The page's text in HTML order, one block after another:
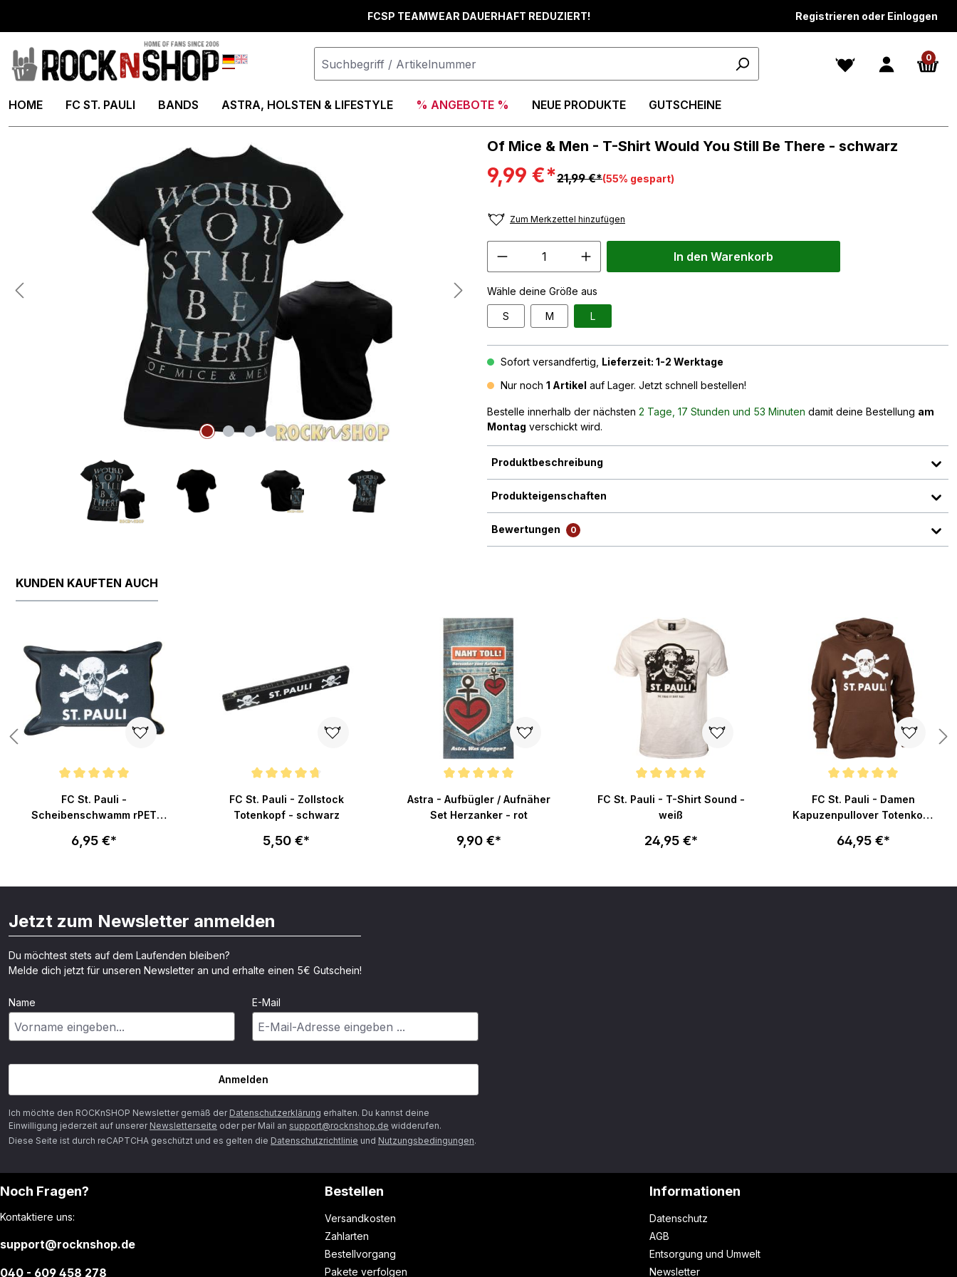
FCSP TEAMWEAR DAUERHAFT REDUZIERT! Registrieren oder Einloggen
Deutsch 0
HOME FC ST. PAULI BANDS ASTRA, HOLSTEN & LIFESTYLE % ANGEBOTE % NEUE PRODUKTE GUTSCHEINE
Of Mice & Men - T-Shirt Would You Still Be There - schwarz
9,99 €*21,99 €*(55% gespart)
Zum Merkzettel hinzufügen
Wähle deine Größe aus
S M L
In den Warenkorb
Sofort versandfertig, Lieferzeit: 1-2 Werktage
Nur noch 1 Artikel auf Lager. Jetzt schnell bestellen!
Bestelle innerhalb der nächsten 2 Tage, 17 Stunden und 53 Minuten damit deine Bestellung am
Montag verschickt wird.
Produktbeschreibung
Produkteigenschaften
Bewertungen 0
KUNDEN KAUFTEN AUCH
FC St. Pauli -
Scheibenschwamm rPET
6,95 €*
FC St. Pauli - Zollstock
Totenkopf - schwarz
5,50 €*
Astra - Aufbügler / Aufnäher
Set Herzanker - rot
9,90 €*
FC St. Pauli - T-Shirt Sound -
weiß
24,95 €*
FC St. Pauli - Damen
Kapuzenpullover Totenkopf
64,95 €*
Jetzt zum Newsletter anmelden
Du möchtest stets auf dem Laufenden bleiben?
Melde dich jetzt für unseren Newsletter an und erhalte einen 5€ Gutschein!
Name E-Mail
Anmelden
Ich möchte den ROCKnSHOP Newsletter gemäß der Datenschutzerklärung erhalten. Du kannst deine
Einwilligung jederzeit auf unserer Newsletterseite oder per Mail an support@rocknshop.de widderufen.
Diese Seite ist durch reCAPTCHA geschützt und es gelten die Datenschutzrichtlinie und Nutzungsbedingungen.
Noch Fragen?
Kontaktiere uns:
support@rocknshop.de
040 - 609 458 278
Bestellen
Versandkosten
Zahlarten
Bestellvorgang
Pakete verfolgen
Informationen
Datenschutz
AGB
Entsorgung und Umwelt
Newsletter